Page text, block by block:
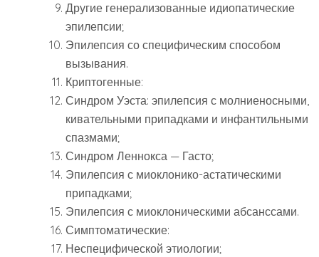
Другие генерализованные идиопатические
эпилепсии;
Эпилепсия со специфическим способом
вызывания.
Криптогенные:
Синдром Уэста: эпилепсия с молниеносными,
кивательными припадками и инфантильными
спазмами;
Синдром Леннокса — Гасто;
Эпилепсия с миоклонико-астатическими
припадками;
Эпилепсия с миоклоническими абсанссами.
Симптоматические:
Неспецифической этиологии;